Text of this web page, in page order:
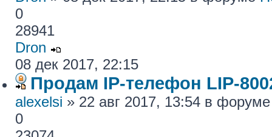
0
28941
Dron
08 дек 2017, 22:15
Продам IP-телефон LIP-
alexelsi » 22 авг 2017, 13:54 в
0